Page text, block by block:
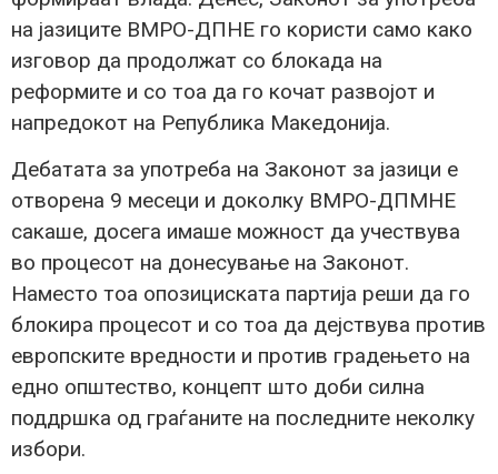
на јазиците ВМРО-ДПНЕ го користи само како
изговор да продолжат со блокада на
реформите и со тоа да го кочат развојот и
напредокот на Република Македонија.
Дебатата за употреба на Законот за јазици е
отворена 9 месеци и доколку ВМРО-ДПМНЕ
сакаше, досега имаше можност да учествува
во процесот на донесување на Законот.
Наместо тоа опозициската партија реши да го
блокира процесот и со тоа да дејствува против
европските вредности и против градењето на
едно општество, концепт што доби силна
поддршка од граѓаните на последните неколку
избори.